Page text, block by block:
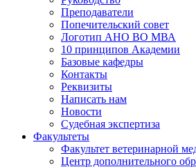
Преподаватели
Попечительский совет
Логотип АНО ВО МВА
10 принципов Академии
Базовые кафедры
Контакты
Реквизиты
Написать нам
Новости
Судебная экспертиза
Факультеты
Факультет ветеринарной
Центр дополнительного